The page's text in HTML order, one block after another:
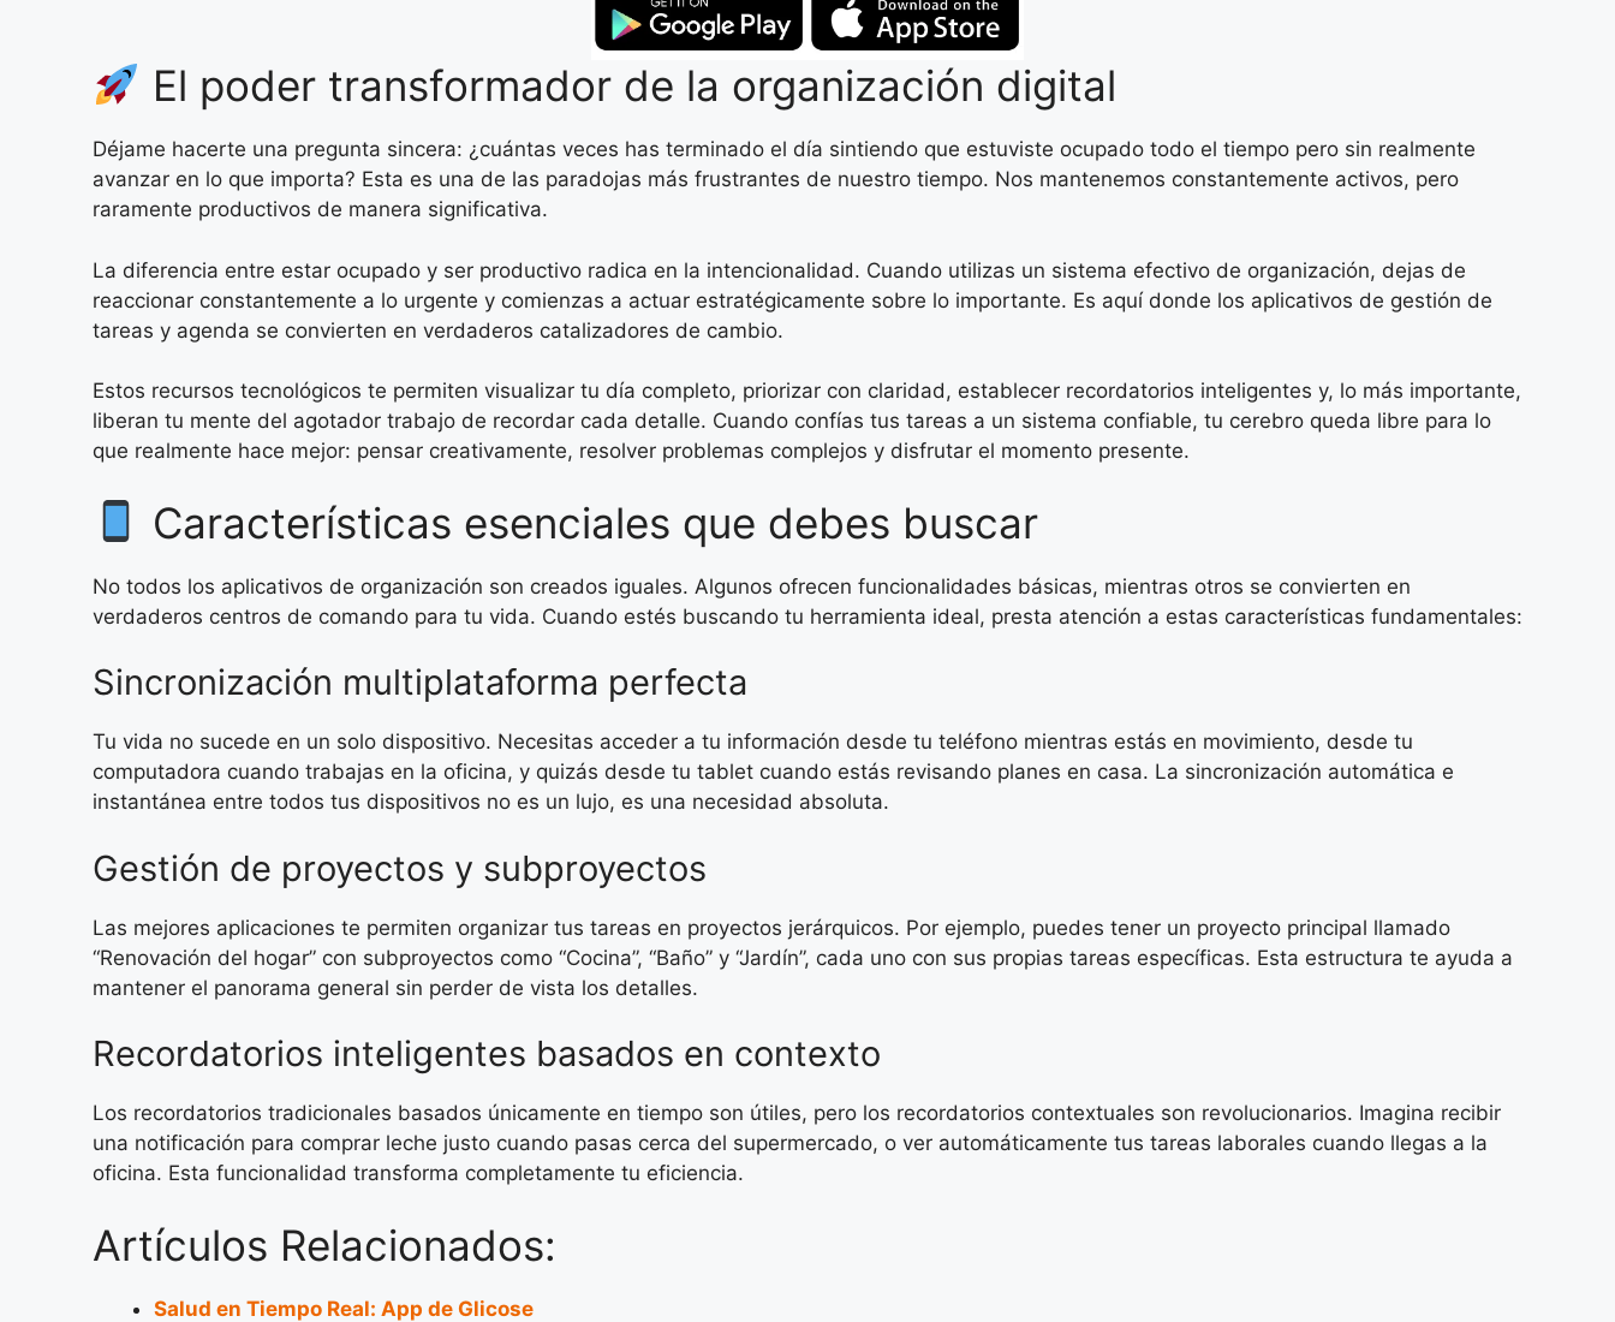
El poder transformador de la organización digital
Déjame hacerte una pregunta sincera: ¿cuántas veces has terminado el día sintiendo que estuviste ocupado todo el tiempo pero sin realmente
avanzar en lo que importa? Esta es una de las paradojas más frustrantes de nuestro tiempo. Nos mantenemos constantemente activos, pero
raramente productivos de manera significativa.
La diferencia entre estar ocupado y ser productivo radica en la intencionalidad. Cuando utilizas un sistema efectivo de organización, dejas de
reaccionar constantemente a lo urgente y comienzas a actuar estratégicamente sobre lo importante. Es aquí donde los aplicativos de gestión de
tareas y agenda se convierten en verdaderos catalizadores de cambio.
Estos recursos tecnológicos te permiten visualizar tu día completo, priorizar con claridad, establecer recordatorios inteligentes y, lo más importante,
liberan tu mente del agotador trabajo de recordar cada detalle. Cuando confías tus tareas a un sistema confiable, tu cerebro queda libre para lo
que realmente hace mejor: pensar creativamente, resolver problemas complejos y disfrutar el momento presente.
Características esenciales que debes buscar
No todos los aplicativos de organización son creados iguales. Algunos ofrecen funcionalidades básicas, mientras otros se convierten en
verdaderos centros de comando para tu vida. Cuando estés buscando tu herramienta ideal, presta atención a estas características fundamentales:
Sincronización multiplataforma perfecta
Tu vida no sucede en un solo dispositivo. Necesitas acceder a tu información desde tu teléfono mientras estás en movimiento, desde tu
computadora cuando trabajas en la oficina, y quizás desde tu tablet cuando estás revisando planes en casa. La sincronización automática e
instantánea entre todos tus dispositivos no es un lujo, es una necesidad absoluta.
Gestión de proyectos y subproyectos
Las mejores aplicaciones te permiten organizar tus tareas en proyectos jerárquicos. Por ejemplo, puedes tener un proyecto principal llamado
“Renovación del hogar” con subproyectos como “Cocina”, “Baño” y “Jardín”, cada uno con sus propias tareas específicas. Esta estructura te ayuda a
mantener el panorama general sin perder de vista los detalles.
Recordatorios inteligentes basados en contexto
Los recordatorios tradicionales basados únicamente en tiempo son útiles, pero los recordatorios contextuales son revolucionarios. Imagina recibir
una notificación para comprar leche justo cuando pasas cerca del supermercado, o ver automáticamente tus tareas laborales cuando llegas a la
oficina. Esta funcionalidad transforma completamente tu eficiencia.
Artículos Relacionados:
Salud en Tiempo Real: App de Glicose